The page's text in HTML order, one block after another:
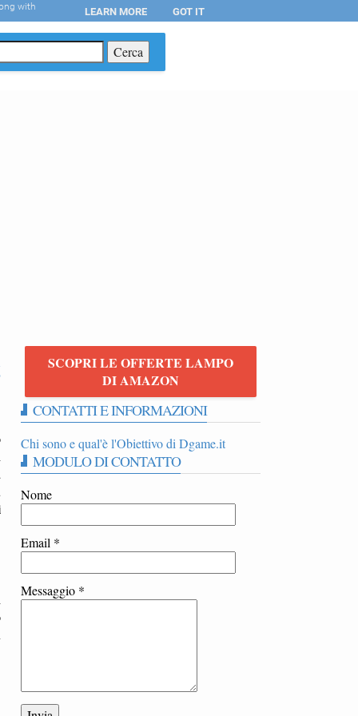
SCOPRI LE OFFERTE LAMPO
DI AMAZON
CONTATTI E INFORMAZIONI
Chi sono e qual'è l'Obiettivo di Dgame.it
MODULO DI CONTATTO
Nome
Email *
Messaggio *
with LEARN MORE GOT IT